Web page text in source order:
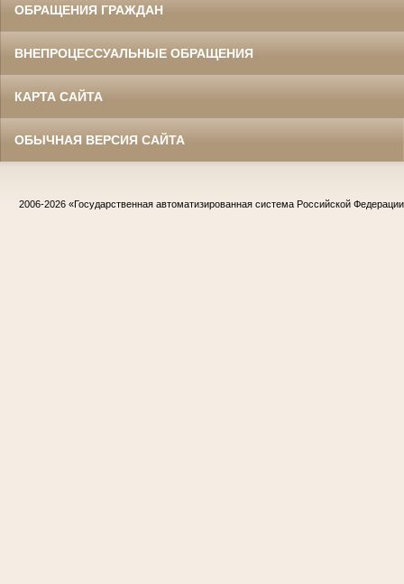
ОБРАЩЕНИЯ ГРАЖДАН
ВНЕПРОЦЕССУАЛЬНЫЕ ОБРАЩЕНИЯ
КАРТА САЙТА
ОБЫЧНАЯ ВЕРСИЯ САЙТА
2006-2026 «Государственная автоматизированная система Российской